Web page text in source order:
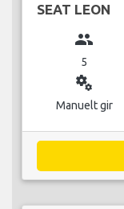
SEAT LEON
group
5
miscellaneous_services
Manuelt gir